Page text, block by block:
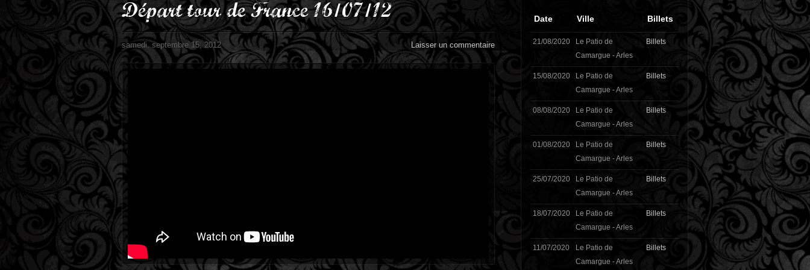
Départ tour de France 16/07/12
samedi, septembre 15, 2012 Laisser un commentaire
Date Ville Billets
21/08/2020
Le Patio de
Camargue - Arles
Billets
15/08/2020
Le Patio de
Camargue - Arles
Billets
08/08/2020
Le Patio de
Camargue - Arles
Billets
01/08/2020
Le Patio de
Camargue - Arles
Billets
25/07/2020
Le Patio de
Camargue - Arles
Billets
18/07/2020
Le Patio de
Camargue - Arles
Billets
11/07/2020
Le Patio de
Camargue - Arles
Billets